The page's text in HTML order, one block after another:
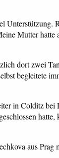
Mutter
dort zwei
begleitete
in Colditz
aus